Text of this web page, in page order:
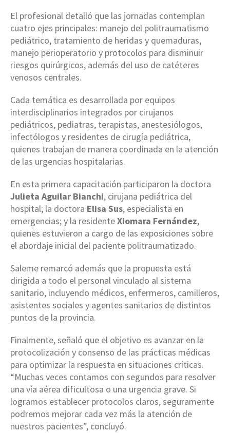
El profesional detalló que las jornadas contemplan
cuatro ejes principales: manejo del politraumatismo
pediátrico, tratamiento de heridas y quemaduras,
manejo perioperatorio y protocolos para disminuir
riesgos quirúrgicos, además del uso de catéteres
venosos centrales.
Cada temática es desarrollada por equipos
interdisciplinarios integrados por cirujanos
pediátricos, pediatras, terapistas, anestesiólogos,
infectólogos y residentes de cirugía pediátrica,
quienes trabajan de manera coordinada en la atención
de las urgencias hospitalarias.
En esta primera capacitación participaron la doctora
Julieta Aguilar Bianchi, cirujana pediátrica del
hospital; la doctora Elisa Sus, especialista en
emergencias; y la residenteXiomara Fernández,
quienes estuvieron a cargo de las exposiciones sobre
el abordaje inicial del paciente politraumatizado.
Saleme remarcó además que la propuesta está
dirigida a todo el personal vinculado al sistema
sanitario, incluyendo médicos, enfermeros, camilleros,
asistentes sociales y agentes sanitarios de distintos
puntos de la provincia.
Finalmente, señaló que el objetivo es avanzar en la
protocolización y consenso de las prácticas médicas
para optimizar la respuesta en situaciones críticas.
“Muchas veces contamos con segundos para resolver
una vía aérea dificultosa o una urgencia grave. Si
logramos establecer protocolos claros, seguramente
podremos mejorar cada vez más la atención de
nuestros pacientes”, concluyó.